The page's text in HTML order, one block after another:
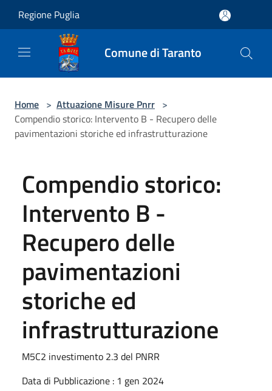
Regione Puglia
Comune di Taranto
Home > Attuazione Misure Pnrr >
Compendio storico: Intervento B - Recupero delle
pavimentazioni storiche ed infrastrutturazione
Compendio storico:
Intervento B -
Recupero delle
pavimentazioni
storiche ed
infrastrutturazione
M5C2 investimento 2.3 del PNRR
Data di Pubblicazione : 1 gen 2024